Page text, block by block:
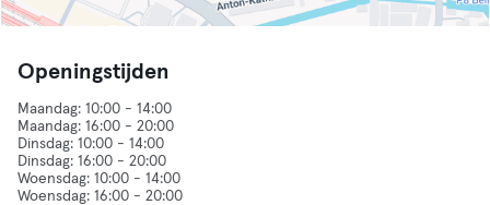
Openingstijden
Maandag: 10:00 - 14:00
Maandag: 16:00 - 20:00
Dinsdag: 10:00 - 14:00
Dinsdag: 16:00 - 20:00
Woensdag: 10:00 - 14:00
Woensdag: 16:00 - 20:00